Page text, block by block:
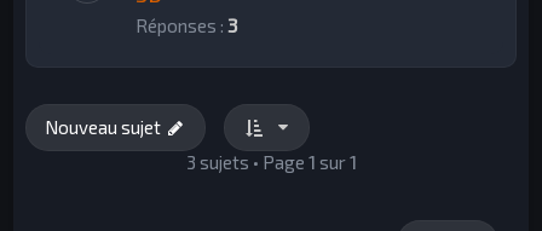
Réponses :3
Nouveau sujet
3 sujets • Page 1 sur1